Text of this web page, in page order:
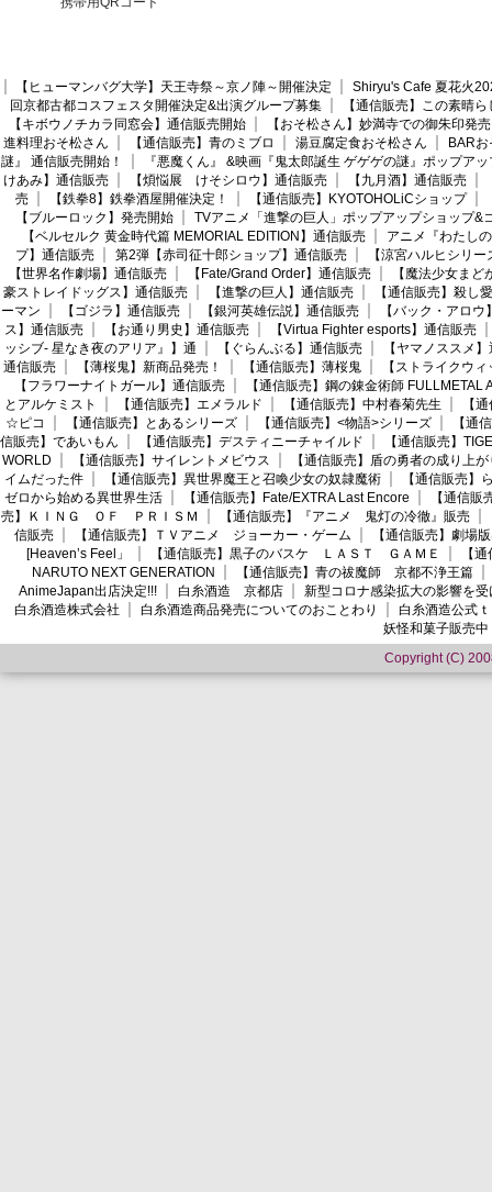
【ヒューマンバグ大学】天王寺祭～京ノ陣～開催決定
Shiryu's Cafe 夏花火
回京都古都コスフェスタ開催決定&出演グループ募集
【通信販売】この素晴
【キボウノチカラ同窓会】通信販売開始
【おそ松さん】妙満寺での御朱印発売
進料理おそ松さん
【通信販売】青のミブロ 湯豆腐定食おそ松さん
BAR
謎』 通信販売開始！
『悪魔くん』 &映画『鬼太郎誕生 ゲゲゲの謎』ポップア
けあみ】通信販売
【煩悩展 けそシロウ】通信販売 【九月酒】通信販売
売
【鉄拳8】鉄拳酒屋開催決定！ 【通信販売】KYOTOHOLiCショップ
【ブルーロック】発売開始
TVアニメ「進撃の巨人」ポップアップショップ&
【ベルセルク 黄金時代篇 MEMORIAL EDITION】通信販売
アニメ『わたし
プ】通信販売
第2弾【赤司征十郎ショップ】通信販売
【涼宮ハルヒシリ
【世界名作劇場】通信販売
【Fate/Grand Order】通信販売
【魔法少女ま
豪ストレイドッグス】通信販売
【進撃の巨人】通信販売
【通信販売】殺し愛
ーマン
【ゴジラ】通信販売 【銀河英雄伝説】通信販売
【バック・アロウ
ス】通信販売
【お通り男史】通信販売
【Virtua Fighter esports】通信販売
ッシブ- 星なき夜のアリア』】通
【ぐらんぶる】通信販売
【ヤマノススメ
通信販売
【薄桜鬼】新商品発売！ 【通信販売】薄桜鬼
【ストライクウ
【フラワーナイトガール】通信販売
【通信販売】鋼の錬金術師 FULLMETAL
とアルケミスト
【通信販売】エメラルド 【通信販売】中村春菊先生
【
☆ピコ
【通信販売】とあるシリーズ 【通信販売】<物語>シリーズ
【通
信販売】であいもん
【通信販売】デスティニーチャイルド
【通信販売】
WORLD
【通信販売】サイレントメビウス
【通信販売】盾の勇者の成り上が
イムだった件
【通信販売】異世界魔王と召喚少女の奴隷魔術
【通信販売】
ゼロから始める異世界生活
【通信販売】Fate/EXTRA Last Encore
【通信
売】ＫＩＮＧ ＯＦ ＰＲＩＳＭ
【通信販売】『アニメ 鬼灯の冷徹』販売
信販売
【通信販売】ＴＶアニメ ジョーカー・ゲーム
【通信販売】劇場
[Heaven’s Feel」
【通信販売】黒子のバスケ ＬＡＳＴ ＧＡＭＥ
【
NARUTO NEXT GENERATION
【通信販売】青の祓魔師 京都不浄王篇
AnimeJapan出店決定!!!
白糸酒造 京都店
新型コロナ感染拡大の影響を
白糸酒造株式会社
白糸酒造商品発売についてのおことわり
白糸酒造公式
妖怪和菓子販売中
Copyright (C)